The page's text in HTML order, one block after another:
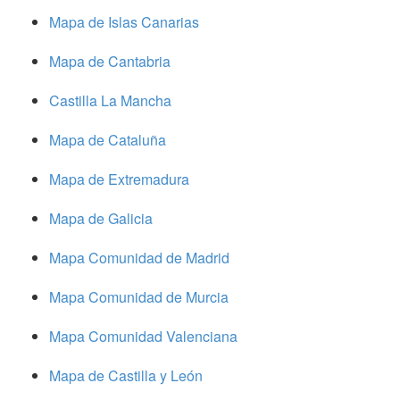
Mapa de Islas Canarias
Mapa de Cantabria
Castilla La Mancha
Mapa de Cataluña
Mapa de Extremadura
Mapa de Galicia
Mapa Comunidad de Madrid
Mapa Comunidad de Murcia
Mapa Comunidad Valenciana
Mapa de Castilla y León